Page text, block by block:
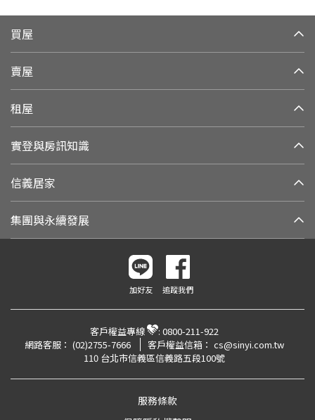
買屋
賣屋
租屋
實登與房訊知識
信義居家
集團與永續發展
加好友 追蹤我們
客戶權益專線 : 0800-211-922
網路客服： (02)2755-7666 客戶權益信箱： cs@sinyi.com.tw
110 台北市信義區信義路五段100號
服務條款